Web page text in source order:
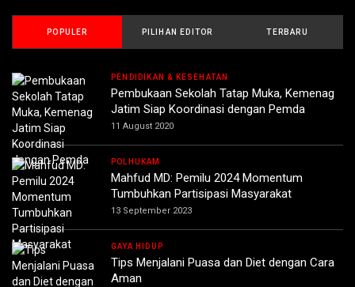
POPULER PILIHAN EDITOR TERBARU
PENDIDIKAN & KESEHATAN
Pembukaan Sekolah Tatap Muka, Kemenag
Jatim Siap Koordinasi dengan Pemda
11 August 2020
POLHUKAM
Mahfud MD: Pemilu 2024 Momentum
Tumbuhkan Partisipasi Masyarakat
13 September 2023
GAYA HIDUP
Tips Menjalani Puasa dan Diet dengan Cara
Aman